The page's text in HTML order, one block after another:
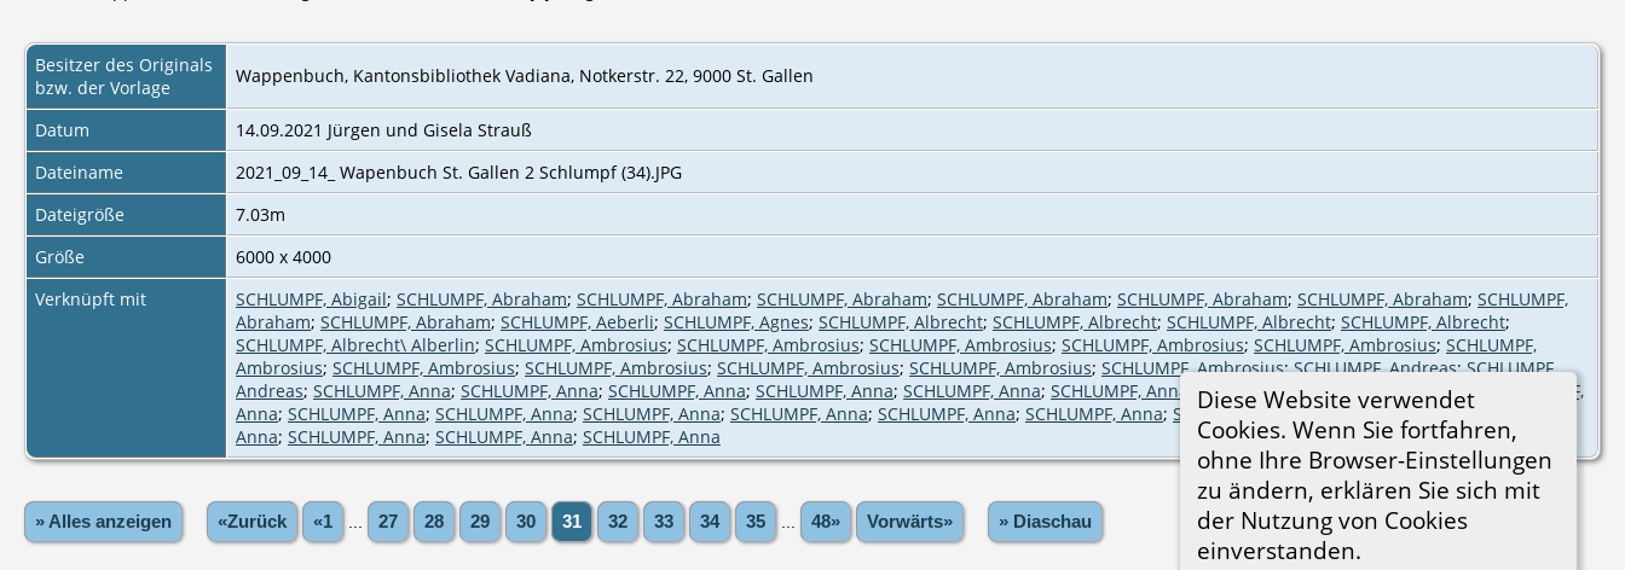
Diese Website verwendet
Cookies. Wenn Sie fortfahren,
ohne Ihre Browser-Einstellungen
zu ändern, erklären Sie sich mit
der Nutzung von Cookies
einverstanden.
Besitzer des Originals
bzw. der Vorlage
Wappenbuch, Kantonsbibliothek Vadiana, Notkerstr. 22, 9000 St. Gallen
Datum
14.09.2021 Jürgen und Gisela Strauß
Dateiname
2021_09_14_ Wapenbuch St. Gallen 2 Schlumpf (34).JPG
Dateigröße
7.03m
Größe
6000 x 4000
Verknüpft mit
SCHLUMPF, Abigail; SCHLUMPF, Abraham; SCHLUMPF, Abraham; SCHLUMPF, Abraham; SCHLUMPF, Abraham; SCHLUMPF, Abraham; SCHLUMPF, Abraham; SCHLUMPF,
Abraham; SCHLUMPF, Abraham; SCHLUMPF, Aeberli; SCHLUMPF, Agnes; SCHLUMPF, Albrecht; SCHLUMPF, Albrecht; SCHLUMPF, Albrecht; SCHLUMPF, Albrecht;
SCHLUMPF, Albrecht\ Alberlin; SCHLUMPF, Ambrosius; SCHLUMPF, Ambrosius; SCHLUMPF, Ambrosius; SCHLUMPF, Ambrosius; SCHLUMPF, Ambrosius; SCHLUMPF,
Ambrosius; SCHLUMPF, Ambrosius; SCHLUMPF, Ambrosius; SCHLUMPF, Ambrosius; SCHLUMPF, Ambrosius; SCHLUMPF, Ambrosius;SCHLUMPF, Andreas;SCHLUMPF,
Andreas; SCHLUMPF, Anna; SCHLUMPF, Anna; SCHLUMPF, Anna; SCHLUMPF, Anna; SCHLUMPF, Anna; SCHLUMPF, Anna SCHLUMPF, Anna SCHLUMPF, Anna
SCHLUMPF,
Anna; SCHLUMPF, Anna; SCHLUMPF, Anna; SCHLUMPF, Anna; SCHLUMPF, Anna; SCHLUMPF, Anna; SCHLUMPF, Anna; SCHLUMPF, Anna;SCHLUMPF, Anna;SCHLUMPF,
Anna; SCHLUMPF, Anna; SCHLUMPF, Anna; SCHLUMPF, Anna
» Alles anzeigen «Zurück «1 27 28 29 30 31 32 33 34 35 48» Vorwärts» » Diaschau